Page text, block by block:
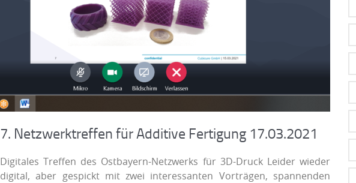
7. Netzwerktreffen für Additive Fertigung 17.03.2021
Digitales Treffen des Ostbayern-Netzwerks für 3D-Druck Leider wieder
digital, aber gespickt mit zwei interessanten Vorträgen, spannenden